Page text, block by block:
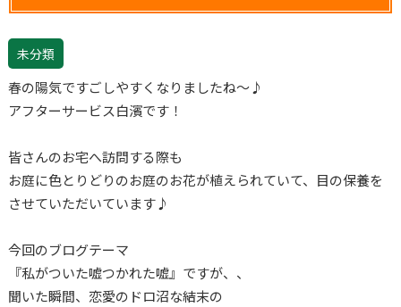
未分類
春の陽気ですごしやすくなりましたね〜♪
アフターサービス白濱です！
皆さんのお宅へ訪問する際も
お庭に色とりどりのお庭のお花が植えられていて、目の保養を
させていただいています♪
今回のブログテーマ
『私がついた嘘つかれた嘘』ですが、、
聞いた瞬間、恋愛のドロ沼な結末の